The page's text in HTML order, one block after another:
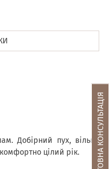
Добірний пух, вільна
цілий рік.
БЕЗКОШТОВНА КОНСУЛЬТАЦІЯ